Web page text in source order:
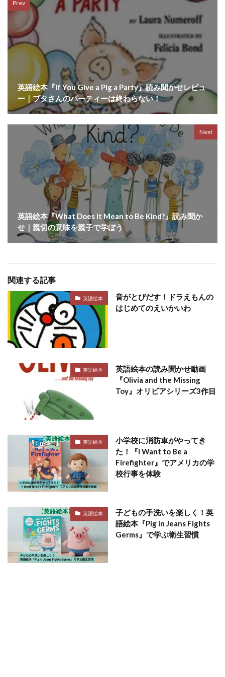
Prev
英語絵本『If You Give a Pig a Party』読み聞かせレビュ
ー｜ブタさんのパーティーは終わらない！
Next
英語絵本『What Does It Mean to Be Kind?』読み聞か
せ｜親切の意味を親子で学ぼう
関連する記事
英語絵本
音がとびだす！ドラえもんの
はじめてのえいかいわ
英語絵本
英語絵本の読み聞かせ動画
『Olivia and the Missing
Toy』オリビアシリーズ3作目
英語絵本
小学校に消防車がやってき
た！『I Want to Be a
Firefighter』でアメリカの学
校行事を体験
英語絵本
子どもの手洗いを楽しく！英
語絵本『Pig in Jeans Fights
Germs』で学ぶ衛生習慣